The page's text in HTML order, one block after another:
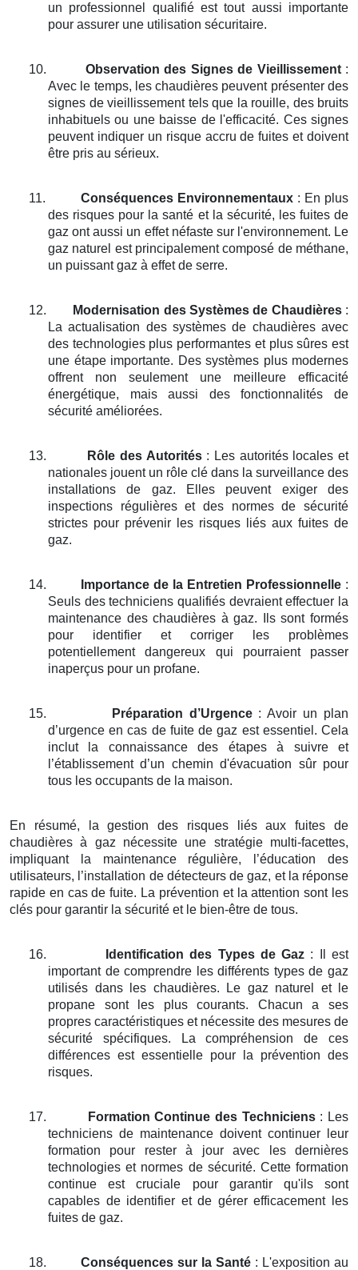
un professionnel qualifié est tout aussi importante
pour assurer une utilisation sécuritaire.
10. Observation des Signes de Vieillissement:
Avec le temps, les chaudières peuvent présenter des
signes de vieillissement tels que la rouille, des bruits
inhabituels ou une baisse de l'efficacité. Ces signes
peuvent indiquer un risque accru de fuites et doivent
être pris au sérieux.
11. Conséquences Environnementaux: En plus
des risques pour la santé et la sécurité, les fuites de
gaz ont aussi un effet néfaste sur l'environnement. Le
gaz naturel est principalement composé de méthane,
un puissant gaz à effet de serre.
12. Modernisation des Systèmes de Chaudières:
La actualisation des systèmes de chaudières avec
des technologies plus performantes et plus sûres est
une étape importante. Des systèmes plus modernes
offrent non seulement une meilleure efficacité
énergétique, mais aussi des fonctionnalités de
sécurité améliorées.
13. Rôle des Autorités: Les autorités locales et
nationales jouent un rôle clé dans la surveillance des
installations de gaz. Elles peuvent exiger des
inspections régulières et des normes de sécurité
strictes pour prévenir les risques liés aux fuites de
gaz.
14. Importance de la Entretien Professionnelle:
Seuls des techniciens qualifiés devraient effectuer la
maintenance des chaudières à gaz. Ils sont formés
pour identifier et corriger les problèmes
potentiellement dangereux qui pourraient passer
inaperçus pour un profane.
15. Préparation d’Urgence: Avoir un plan
d’urgence en cas de fuite de gaz est essentiel. Cela
inclut la connaissance des étapes à suivre et
l’établissement d’un chemin d'évacuation sûr pour
tous les occupants de la maison.
En résumé, la gestion des risques liés aux fuites de
chaudières à gaz nécessite une stratégie multi-facettes,
impliquant la maintenance régulière, l’éducation des
utilisateurs, l’installation de détecteurs de gaz, et la réponse
rapide en cas de fuite. La prévention et la attention sont les
clés pour garantir la sécurité et le bien-être de tous.
16. Identification des Types de Gaz : Il est
important de comprendre les différents types de gaz
utilisés dans les chaudières. Le gaz naturel et le
propane sont les plus courants. Chacun a ses
propres caractéristiques et nécessite des mesures de
sécurité spécifiques. La compréhension de ces
différences est essentielle pour la prévention des
risques.
17. Formation Continue des Techniciens: Les
techniciens de maintenance doivent continuer leur
formation pour rester à jour avec les dernières
technologies et normes de sécurité. Cette formation
continue est cruciale pour garantir qu'ils sont
capables de identifier et de gérer efficacement les
fuites de gaz.
18. Conséquences sur la Santé: L'exposition au